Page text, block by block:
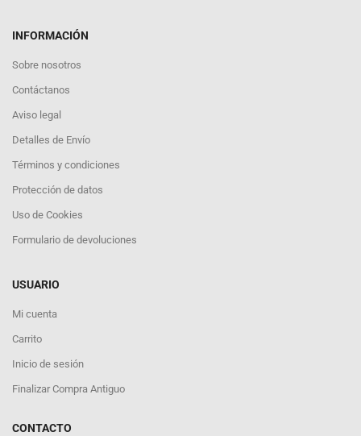
INFORMACIÓN
Sobre nosotros
Contáctanos
Aviso legal
Detalles de Envío
Términos y condiciones
Protección de datos
Uso de Cookies
Formulario de devoluciones
USUARIO
Mi cuenta
Carrito
Inicio de sesión
Finalizar Compra Antiguo
CONTACTO